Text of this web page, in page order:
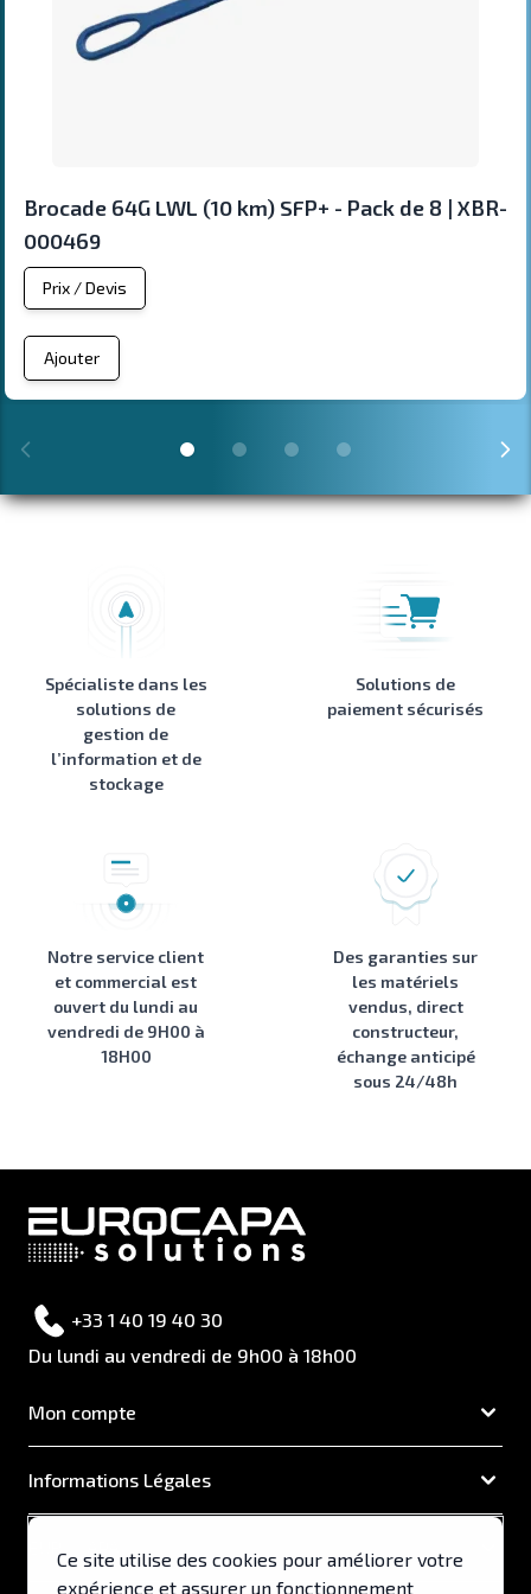
Brocade 64G LWL (10 km) SFP+ - Pack de 8 | XBR-
000469
Prix / Devis
Ajouter
Spécialiste dans les
solutions de
gestion de
l’information et de
stockage
Solutions de
paiement sécurisés
Notre service client
et commercial est
ouvert du lundi au
vendredi de 9H00 à
18H00
Des garanties sur
les matériels
vendus, direct
constructeur,
échange anticipé
sous 24/48h
+33 1 40 19 40 30
Du lundi au vendredi de 9h00 à 18h00
Mon compte
Informations Légales
Ce site utilise des cookies pour améliorer votre
expérience et assurer un fonctionnement